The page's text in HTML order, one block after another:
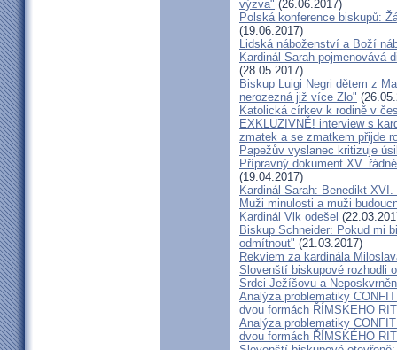
výzva" (26.06.2017)
Polská konference biskupů:
(19.06.2017)
Lidská náboženství a Boží
Kardinál Sarah pojmenovává
(28.05.2017)
Biskup Luigi Negri dětem z
nerozezná již více Zlo"
Katolická církev k rodině v
EXKLUZIVNĚ! interview s
zmatek a se zmatkem přijde
Papežův vyslanec kritizuje
Přípravný dokument XV.
(19.04.2017)
Kardinál Sarah: Benedikt
Muži minulosti a muži
Kardinál Vlk odešel
Biskup Schneider: Pokud mi
odmítnout" (21.03.2017)
Rekviem za kardinála
Slovenští biskupové rozhodli
Srdci Ježíšovu a
Analýza problematiky
dvou formách ŘÍMSKEHO
Analýza problematiky
dvou formách ŘÍMSKÉHO